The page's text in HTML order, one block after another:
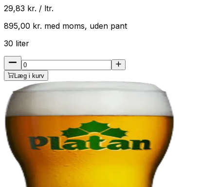
29,83 kr. / ltr.
895,00 kr. med moms, uden pant
30 liter
Læg i kurv